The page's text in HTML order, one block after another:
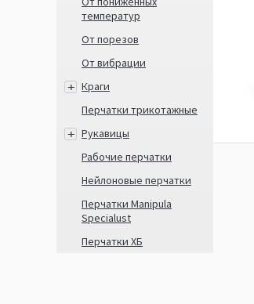
температур
От порезов
От вибрации
Краги
Перчатки трикотажные
Рукавицы
Рабочие перчатки
Нейлоновые перчатки
Перчатки Manipula
Specialust
Перчатки ХБ